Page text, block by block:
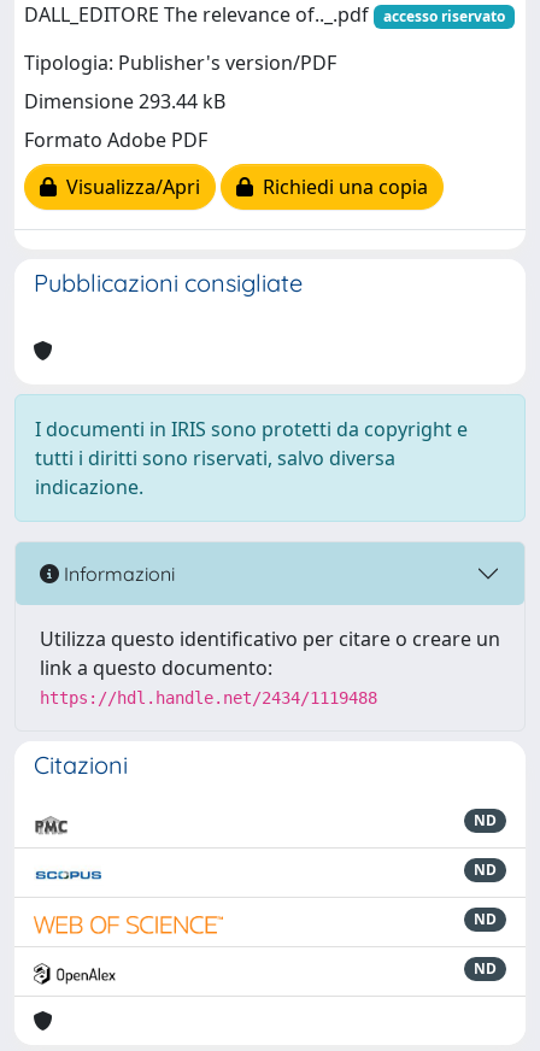
DALL_EDITORE The relevance of.._.pdf
accesso riservato
Tipologia: Publisher's version/PDF
Dimensione 293.44 kB
Formato Adobe PDF
Visualizza/Apri
Richiedi una copia
Pubblicazioni consigliate
I documenti in IRIS sono protetti da copyright e
tutti i diritti sono riservati, salvo diversa
indicazione.
Informazioni
Utilizza questo identificativo per citare o creare un
link a questo documento:
https://hdl.handle.net/2434/1119488
Citazioni
ND
ND
ND
ND